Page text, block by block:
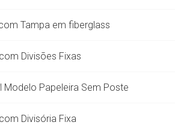
Tampa em fiberglass
Divisões Fixas
Modelo Papeleira Sem Poste
Divisória Fixa